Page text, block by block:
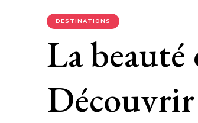
DESTINATIONS
La beauté
Découvrir